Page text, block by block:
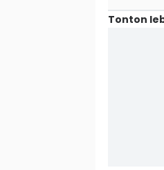
Tonton